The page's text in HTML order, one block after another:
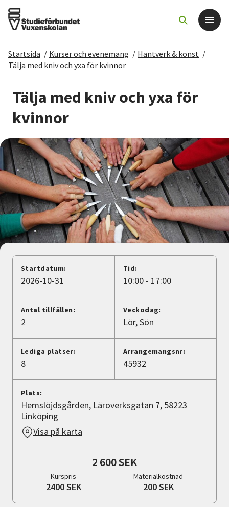
Det här gör vi
För dig som
Sök kurser och evenemang
Om SV
Starta studiecirkel
Cirkelledare
Nyheter
Avdelningar
Lyssna
Startsida / Kurser och evenemang / Hantverk & konst /
Tälja med kniv och yxa för kvinnor
Tälja med kniv och yxa för
kvinnor
Startdatum:
2026-10-31
Tid:
10:00 - 17:00
Antal tillfällen:
2
Veckodag:
Lör Sön
Lediga platser:
8
Arrangemangsnr:
45932
Plats:
Hemslöjdsgården, Läroverksgatan 7, 58223
Linköping
Visa på karta
2 600 SEK
Kurspris
2400 SEK
Materialkostnad
200 SEK